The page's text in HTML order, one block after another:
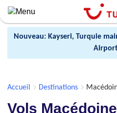
Skip
to
main
contentNouveau: Kayseri, Turquie
Accueil Destinations
Vols